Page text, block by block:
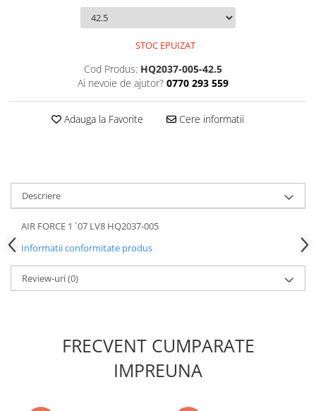
STOC EPUIZAT
Cod Produs: HQ2037-005-42.5
Ai nevoie de ajutor? 0770 293 559
Adauga la Favorite Cere informatii
Descriere
AIR FORCE 1 `07 LV8 HQ2037-005
Informatii conformitate produs
Review-uri(0)
FRECVENT CUMPARATE
IMPREUNA